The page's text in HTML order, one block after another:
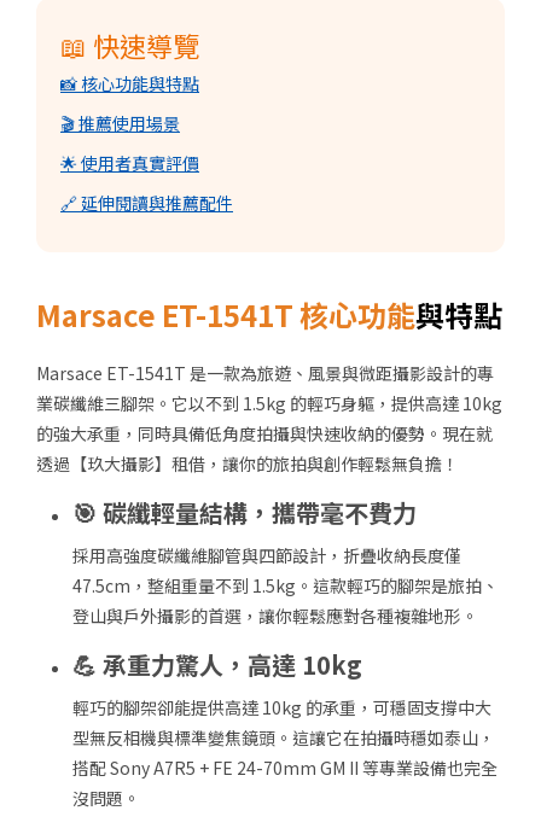
📖 快速導覽
📸 核心功能與特點
🎬 推薦使用場景
🌟 使用者真實評價
🔗 延伸閱讀與推薦配件
Marsace ET-1541T 核心功能與特點
Marsace ET-1541T 是一款為旅遊、風景與微距攝影設計的專
業碳纖維三腳架。它以不到 1.5kg 的輕巧身軀，提供高達 10kg
的強大承重，同時具備低角度拍攝與快速收納的優勢。現在就
透過【玖大攝影】租借，讓你的旅拍與創作輕鬆無負擔！
🎯 碳纖輕量結構，攜帶毫不費力
採用高強度碳纖維腳管與四節設計，折疊收納長度僅
47.5cm，整組重量不到 1.5kg。這款輕巧的腳架是旅拍、
登山與戶外攝影的首選，讓你輕鬆應對各種複雜地形。
💪 承重力驚人，高達 10kg
輕巧的腳架卻能提供高達 10kg 的承重，可穩固支撐中大
型無反相機與標準變焦鏡頭。這讓它在拍攝時穩如泰山，
搭配 Sony A7R5 + FE 24-70mm GM II 等專業設備也完全
沒問題。